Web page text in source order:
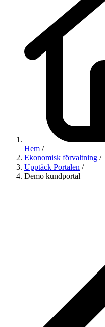
Hem /
Ekonomisk förvaltning /
Upptäck Portalen /
Demo kundportal